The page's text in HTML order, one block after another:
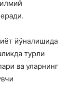
йўналишида
турли
ва уларнинг